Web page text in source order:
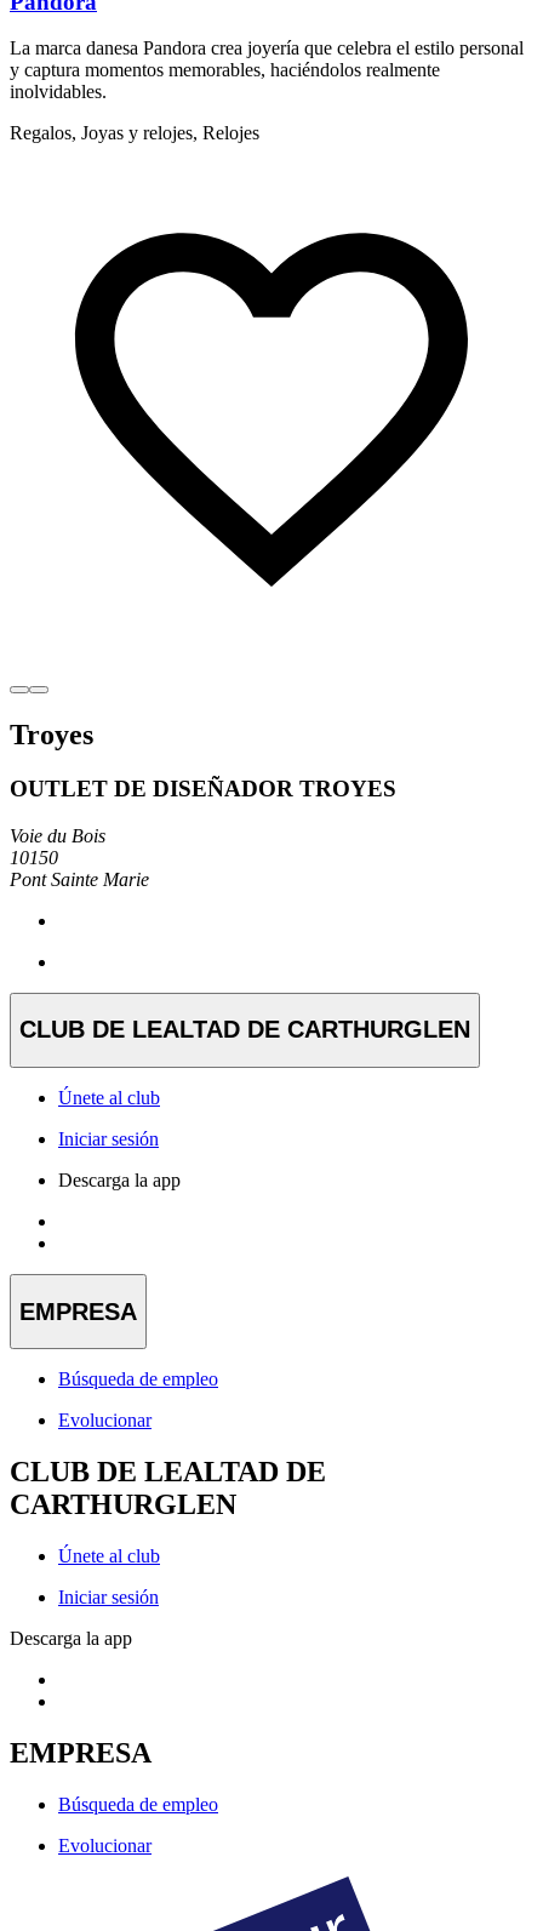
La marca danesa Pandora crea joyería que celebra el estilo personal
y captura momentos memorables, haciéndolos realmente
inolvidables.
Regalos, Joyas y relojes, Relojes
Troyes
OUTLET DE DISEÑADOR TROYES
Voie du Bois
10150
Pont Sainte Marie
CLUB DE LEALTAD DE CARTHURGLEN
Únete al club
Iniciar sesión
Descarga la app
EMPRESA
Búsqueda de empleo
Evolucionar
CLUB DE LEALTAD DE
CARTHURGLEN
Únete al club
Iniciar sesión
Descarga la app
EMPRESA
Búsqueda de empleo
Evolucionar